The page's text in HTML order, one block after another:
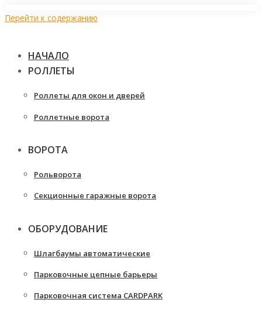
Перейти к содержанию
НАЧАЛО
РОЛЛЕТЫ
Роллеты для окон и дверей
Роллетные ворота
ВОРОТА
Рольворота
Секционные гаражные ворота
ОБОРУДОВАНИЕ
Шлагбаумы автоматические
Парковочные цепные барьеры
Парковочная система CARDPARK